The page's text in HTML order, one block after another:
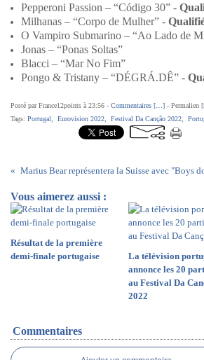
Pepperoni Passion – “Código 30” -
Milhanas – “Corpo de Mulher” -
O Vampiro Submarino – “Ao Lado de
Jonas – “Ponas Soltas”
Blacci – “Mar No Fim”
Pongo & Tristany – “DÉGRÁ.DÊ” -
Posté par France12points à 23:56 - Commentaires [ ] - Permalien [
Tags: Portugal Eurovision 2022 Festival Da Canção 2022
Marius Bear représentera la Suisse avec "Boys
Vous aimerez aussi :
Résultat de la première
demi-finale portugaise
La télévision
annonce les 20
au Festival Da
2022
Commentaires